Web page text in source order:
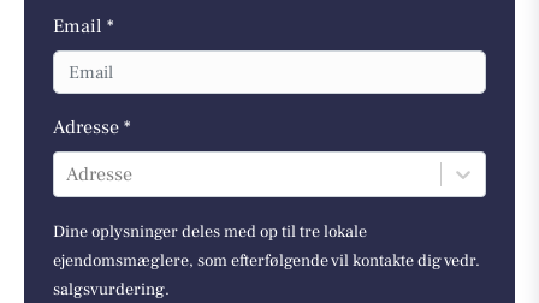
Email *
Adresse *
Adresse
Dine oplysninger deles med op til tre lokale
ejendomsmæglere, som efterfølgende vil kontakte dig vedr.
salgsvurdering.